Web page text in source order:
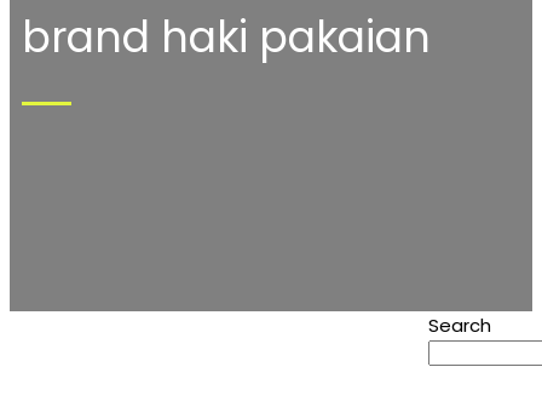
brand haki pakaian
Search